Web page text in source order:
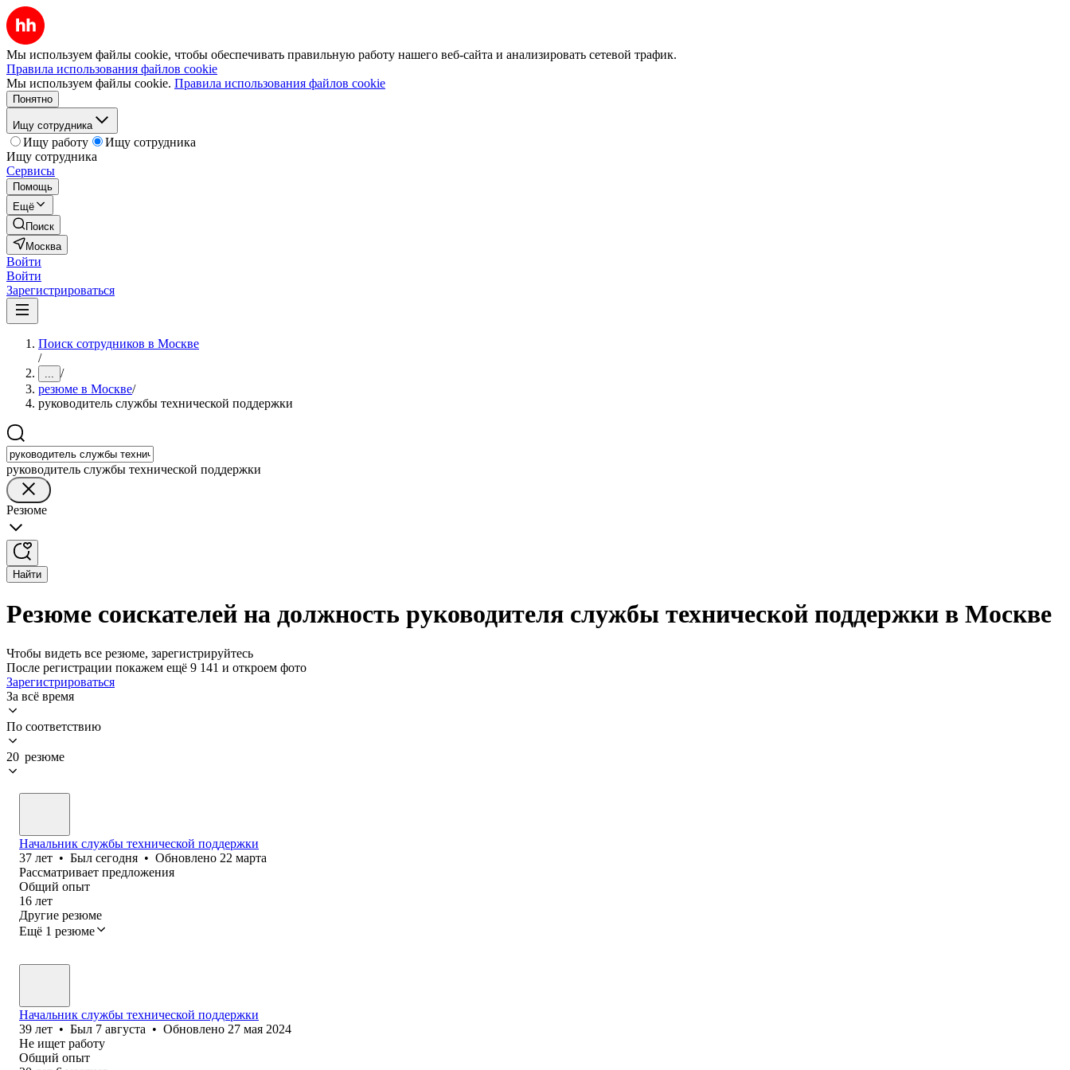
Мы используем файлы cookie, чтобы обеспечивать правильную работу нашего веб-сайта и анализировать сетевой трафик.
Правила использования файлов cookie
Мы используем файлы cookie. Правила использования файлов cookie
Понятно
Ищу сотрудника
Ищу работу
Ищу сотрудника
Ищу сотрудника
Сервисы
Помощь
Ещё
Поиск
Москва
Войти
Войти
Зарегистрироваться
Поиск сотрудников в Москве
/
... /
резюме в Москве/
руководитель службы технической поддержки
руководитель службы технической поддержки
Резюме
Найти
Резюме соискателей на должность руководителя службы технической поддержки в Москве
Чтобы видеть все резюме, зарегистрируйтесь
После регистрации покажем ещё 9 141 и откроем фото
Зарегистрироваться
За всё время
По соответствию
20 резюме
Начальник службы технической поддержки
37 лет • Был сегодня • Обновлено 22 марта
Рассматривает предложения
Общий опыт
16 лет
Другие резюме
Ещё 1 резюме
Начальник службы технической поддержки
39 лет • Был 7 августа • Обновлено 27 мая 2024
Не ищет работу
Общий опыт